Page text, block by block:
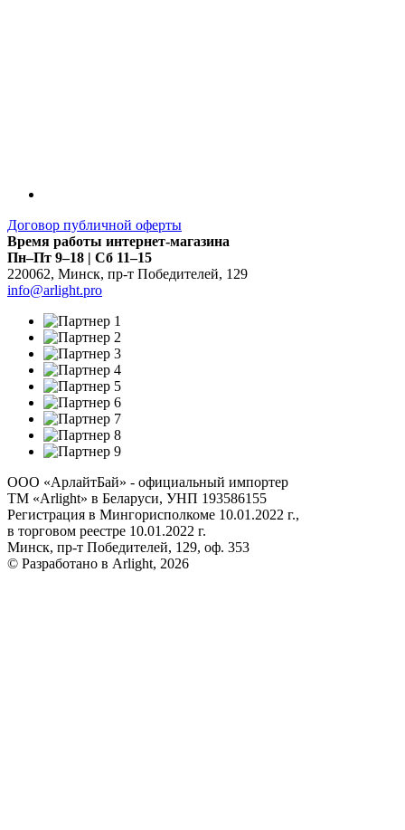
Договор публичной оферты
Время работы интернет-магазина
Пн–Пт 9–18 | Сб 11–15
220062, Минск, пр-т Победителей, 129
info@arlight.pro
ООО «АрлайтБай» - официальный импортер
ТМ «Arlight» в Беларуси, УНП 193586155
Регистрация в Мингорисполкоме 10.01.2022 г.,
в торговом реестре 10.01.2022 г.
Минск, пр-т Победителей, 129, оф. 353
© Разработано в Arlight, 2026